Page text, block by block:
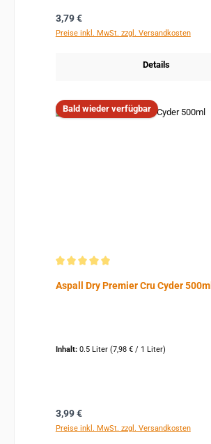
Regulärer Preis:
3,79 €
Preise inkl. MwSt. zzgl. Versandkosten
Details
Bald wieder verfügbar
Aspall Dry Premier Cru Cyder 500ml
Inhalt: 0.5 Liter (7,98 € / 1 Liter)
Regulärer Preis:
3,99 €
Preise inkl. MwSt. zzgl. Versandkosten